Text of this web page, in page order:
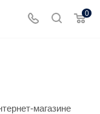
0
магазине